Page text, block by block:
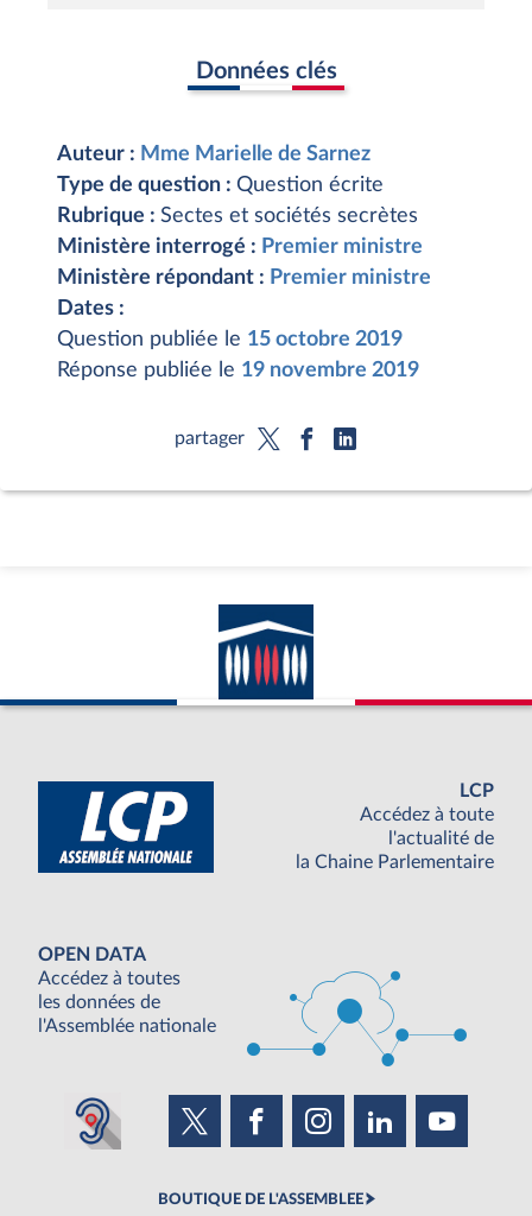
Données clés
Auteur : Mme Marielle de Sarnez
Type de question : Question écrite
Rubrique : Sectes et sociétés secrètes
Ministère interrogé : Premier ministre
Ministère répondant : Premier ministre
Dates :
Question publiée le 15 octobre 2019
Réponse publiée le 19 novembre 2019
partager
LCP
Accédez à toute
l'actualité de
la Chaine Parlementaire
OPEN DATA
Accédez à toutes
les données de
l'Assemblée nationale
BOUTIQUE DE L'ASSEMBLEE